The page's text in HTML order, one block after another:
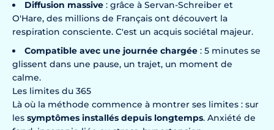
Diffusion massive : grâce à Servan-Schreiber et
O'Hare, des millions de Français ont découvert la
respiration consciente. C'est un acquis sociétal majeur.
Compatible avec une journée chargée : 5 minutes se
glissent dans une pause, un trajet, un moment de
calme.
Les limites du 365
Là où la méthode commence à montrer ses limites : sur
les symptômes installés depuis longtemps. Anxiété de